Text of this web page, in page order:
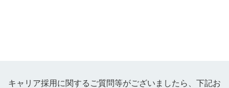
キャリア採用に関するご質問等がございましたら、下記お